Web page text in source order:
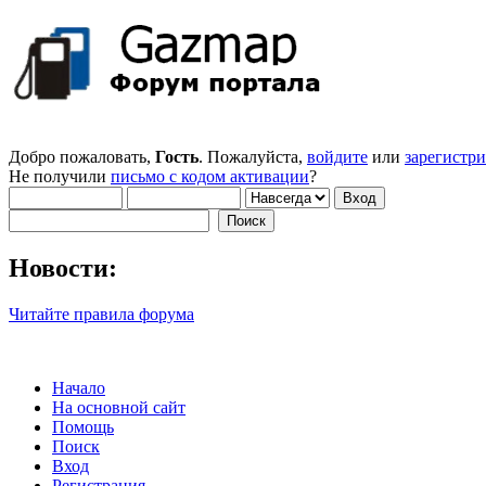
Добро пожаловать, Гость. Пожалуйста, войдите или
Не получили письмо с кодом активации?
Новости:
Читайте правила форума
Начало
На основной сайт
Помощь
Поиск
Вход